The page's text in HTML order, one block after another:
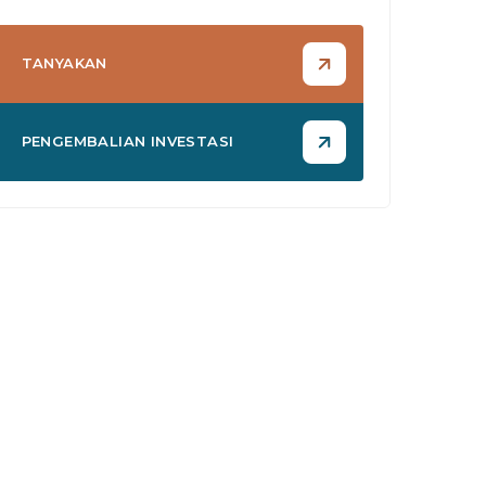
TANYAKAN
PENGEMBALIAN INVESTASI